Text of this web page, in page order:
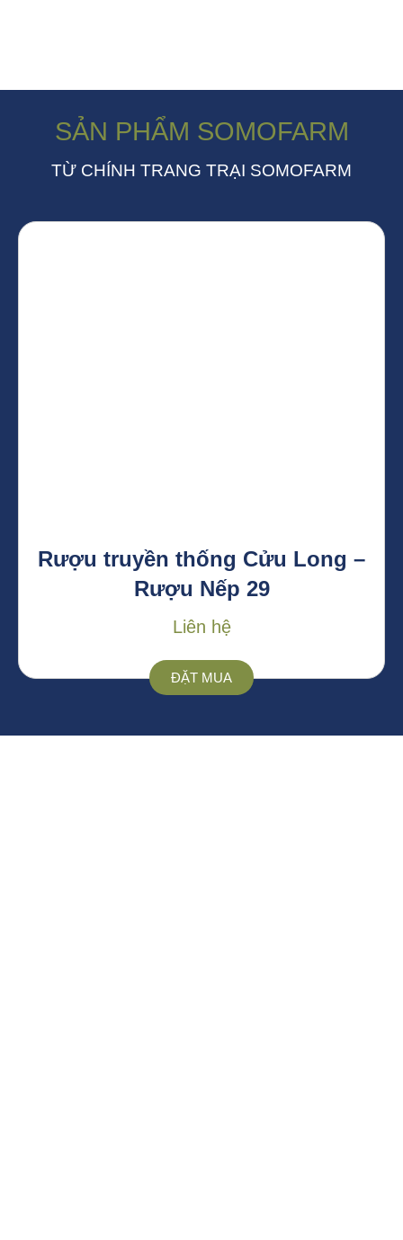
SẢN PHẨM SOMOFARM
TỪ CHÍNH TRANG TRẠI SOMOFARM
Rượu truyền thống Cửu Long –
Rượu Nếp 29
Liên hệ
ĐẶT MUA